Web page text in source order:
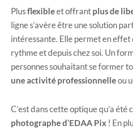
Plusflexibleet offrant plus de
ligne s’avère être une solution
intéressante. Elle permet en effet
rythme et depuis chez soi. Un
personnes souhaitant se former
une activité professionnelleou
C’est dans cette optique qu’a été
photographe d’EDAA Pix ! En